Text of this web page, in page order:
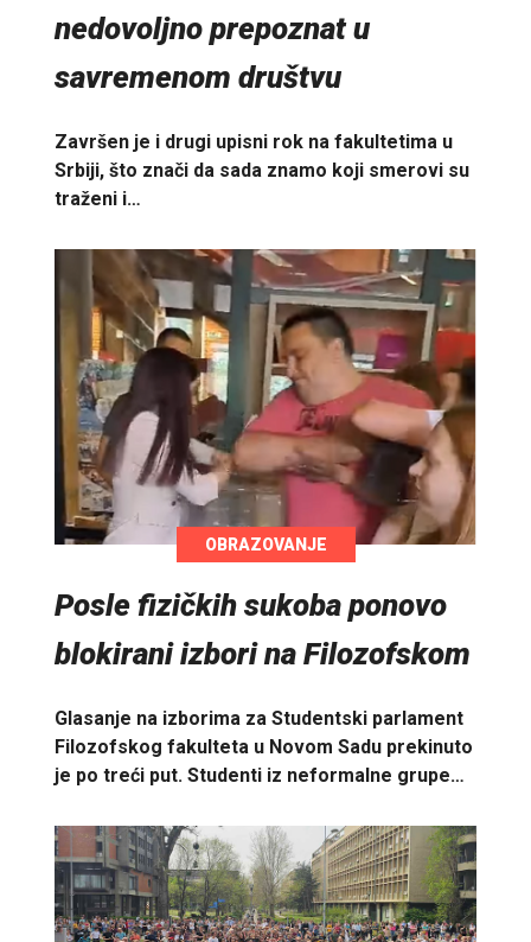
nedovoljno prepoznat u
savremenom društvu
Završen je i drugi upisni rok na fakultetima u
Srbiji, što znači da sada znamo koji smerovi su
traženi i…
OBRAZOVANJE
Posle fizičkih sukoba ponovo
blokirani izbori na Filozofskom
Glasanje na izborima za Studentski parlament
Filozofskog fakulteta u Novom Sadu prekinuto
je po treći put. Studenti iz neformalne grupe…